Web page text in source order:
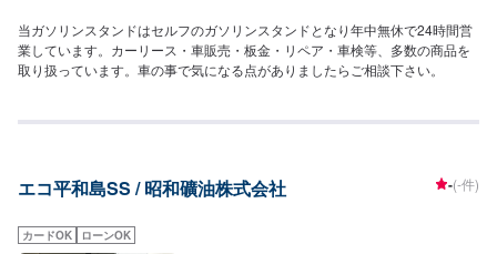
当ガソリンスタンドはセルフのガソリンスタンドとなり年中無休で24時間営
業しています。カーリース・車販売・板金・リペア・車検等、多数の商品を
取り扱っています。車の事で気になる点がありましたらご相談下さい。
エコ平和島SS / 昭和礦油株式会社 -(-件)
カードOK ローンOK